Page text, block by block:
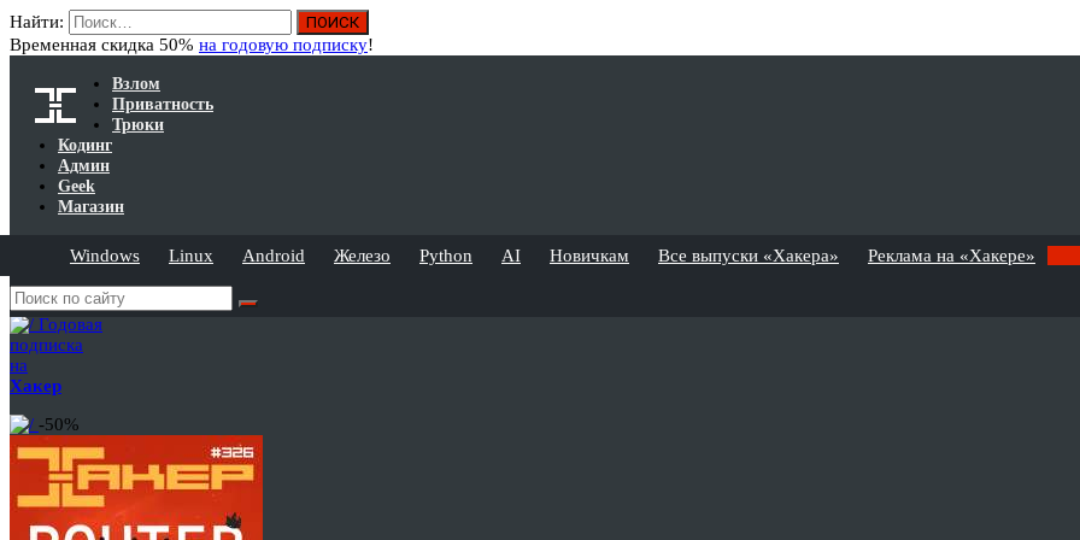
Найти:
Временная скидка 50% на годовую подписку!
Взлом
Приватность
Трюки
Кодинг
Админ
Geek
Магазин
Windows Linux Android Железо Python AI Новичкам Все выпуски «Хакера» Реклама на «Хакере»
Годовая
подписка
на
Хакер
-50%